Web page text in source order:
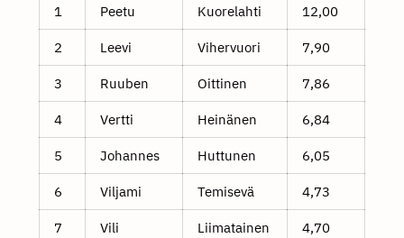
1 Peetu Kuorelahti 12,00
2 Leevi Vihervuori 7,90
3 Ruuben Oittinen 7,86
4 Vertti Heinänen 6,84
5 Johannes Huttunen 6,05
6 Viljami Temisevä 4,73
7 Vili Liimatainen 4,70